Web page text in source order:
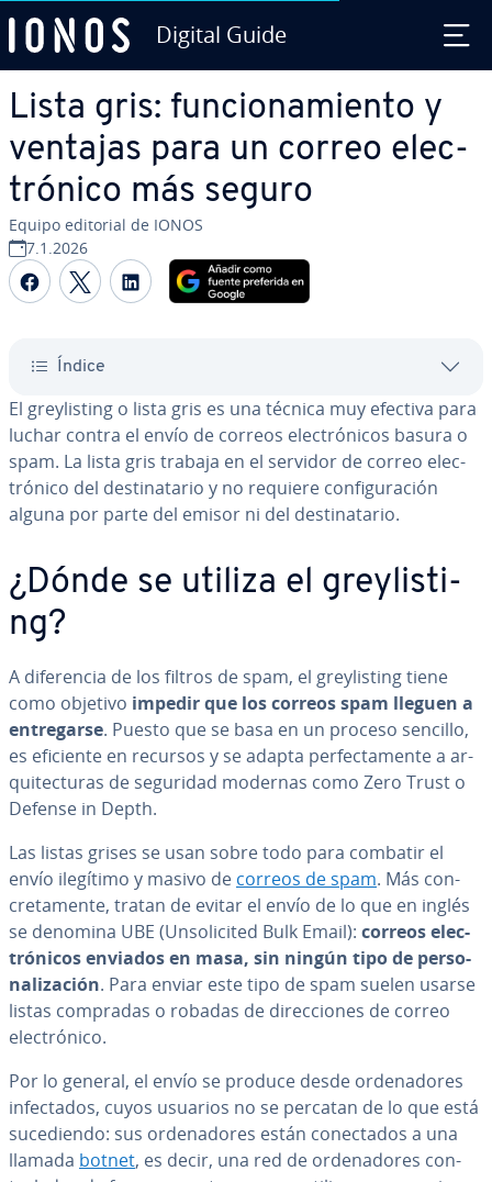
Digital Guide
Lista gris: fu­n­cio­na­mie­n­to y
ventajas para un correo ele­c­
tró­ni­co más seguro
Equipo editorial de IONOS
7.1.2026
Compartir Facebook
Compartir Twitter
Compartir LinkedIn
Índice
El gre­y­li­s­ti­ng o lista gris es una técnica muy efectiva para
luchar contra el envío de correos ele­c­tró­ni­cos basura o
spam. La lista gris trabaja en el servidor de correo ele­c­
tró­ni­co del de­s­ti­na­ta­rio y no requiere co­n­fi­gu­ra­ción
alguna por parte del emisor ni del de­s­ti­na­ta­rio.
¿Dónde se utiliza el gre­y­li­s­ti­
ng?
A di­fe­re­n­cia de los filtros de spam, el gre­y­li­s­ti­ng tiene
como objetivo impedir que los correos spam lleguen a
en­tre­gar­se. Puesto que se basa en un proceso sencillo,
es eficiente en recursos y se adapta pe­r­fe­c­ta­me­n­te a ar­
qui­te­c­tu­ras de seguridad modernas como Zero Trust o
Defense in Depth.
Las listas grises se usan sobre todo para combatir el
envío ilegítimo y masivo de correos de spam. Más co­n­
cre­ta­me­n­te, tratan de evitar el envío de lo que en inglés
se denomina UBE (Un­so­li­ci­ted Bulk Email): correos ele­c­
tró­ni­cos enviados en masa, sin ningún tipo de pe­r­so­
na­li­za­ción. Para enviar este tipo de spam suelen usarse
listas compradas o robadas de di­re­c­cio­nes de correo
ele­c­tró­ni­co.
Por lo general, el envío se produce desde or­de­na­do­res
in­fe­c­ta­dos, cuyos usuarios no se percatan de lo que está
su­ce­die­n­do: sus or­de­na­do­res están co­ne­c­ta­dos a una
llamada botnet, es decir, una red de or­de­na­do­res co­n­